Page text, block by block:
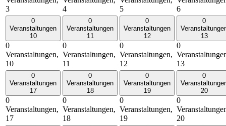
3
4
5
6
0
Veranstaltungen
10
0
Veranstaltungen,
10
0
Veranstaltungen
11
0
Veranstaltungen,
11
0
Veranstaltungen
12
0
Veranstaltungen,
12
0
13
0
13
0
Veranstaltungen
17
0
Veranstaltungen,
17
0
Veranstaltungen
18
0
Veranstaltungen,
18
0
Veranstaltungen
19
0
Veranstaltungen,
19
0
20
0
20